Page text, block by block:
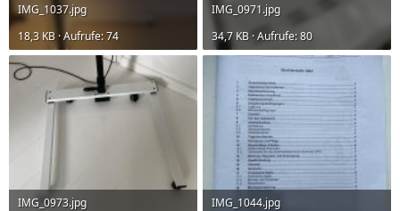
IMG_1037.jpg
18,3 KB · Aufrufe: 74
IMG_0971.jpg
34,7 KB · Aufrufe: 80
IMG_0973.jpg
IMG_1044.jpg